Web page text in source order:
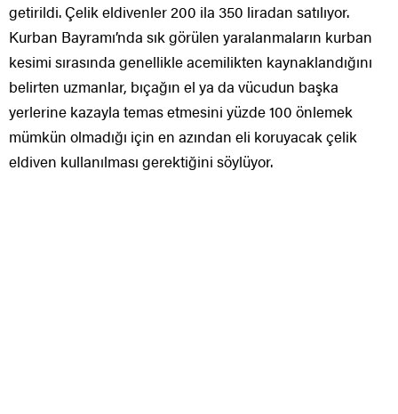
getirildi. Çelik eldivenler 200 ila 350 liradan satılıyor.
Kurban Bayramı’nda sık görülen yaralanmaların kurban
kesimi sırasında genellikle acemilikten kaynaklandığını
belirten uzmanlar, bıçağın el ya da vücudun başka
yerlerine kazayla temas etmesini yüzde 100 önlemek
mümkün olmadığı için en azından eli koruyacak çelik
eldiven kullanılması gerektiğini söylüyor.